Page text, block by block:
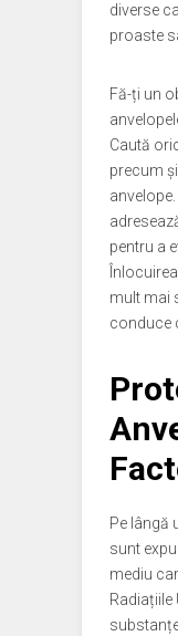
diverse
proaste
Fă-ți un
Caută
precum
pentru a
mult mai
conduce
Pe lângă
sunt
mediu
Radiațiile